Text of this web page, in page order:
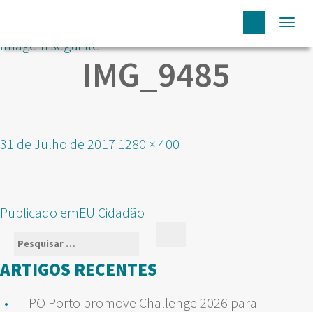
Imagem seguinte
IMG_9485
Publicado
31 de Julho de 2017 Tamanho
1280 × 400
NAVEGAÇÃO
ARTIGOS
Publicado emEU Cidadão
Pesquisar
por:
ARTIGOS RECENTES
IPO Porto promove Challenge 2026 para